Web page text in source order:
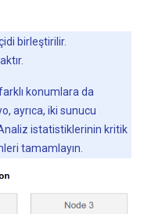
birleştirilir.
konumlara da
ayrıca, iki sunucu
istatistiklerinin kritik
tamamlayın.